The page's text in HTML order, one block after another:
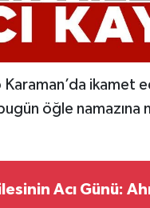
Karaman’da ikamet
öğle namazına
Acı Günü: